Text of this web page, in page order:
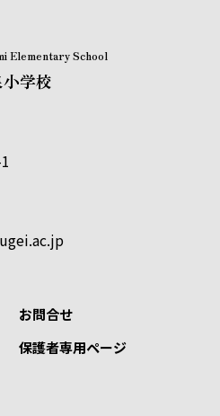
Elementary School
学校
お問合せ
保護者専用ページ